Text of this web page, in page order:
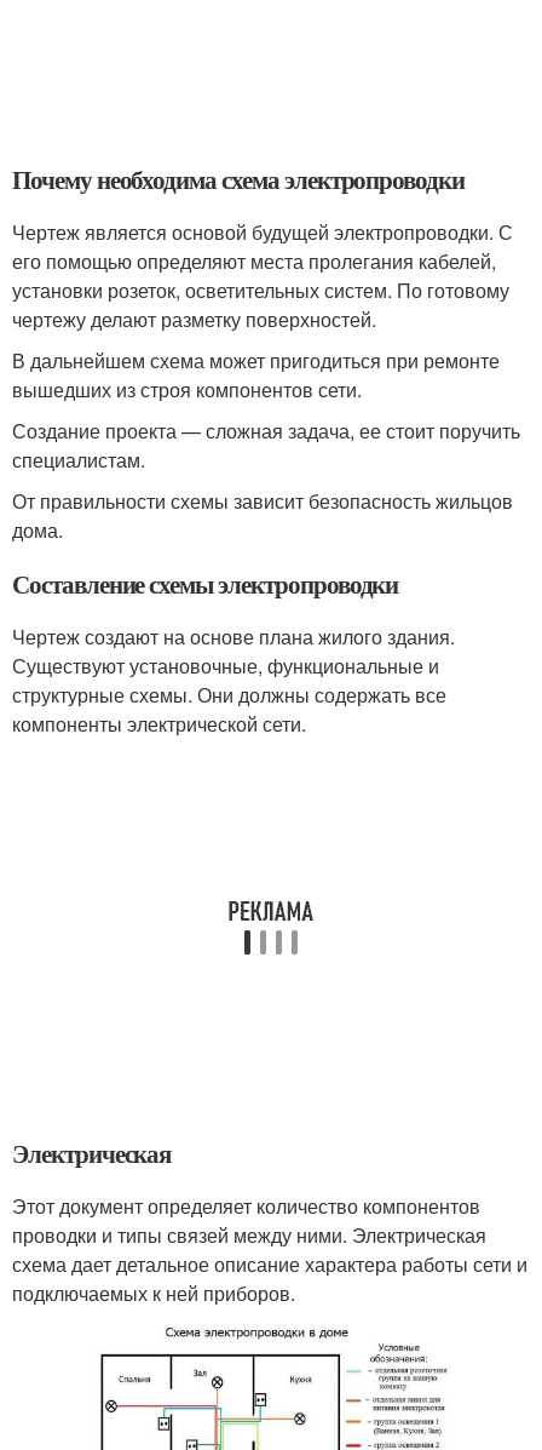
Почему необходима схема электропроводки
Чертеж является основой будущей электропроводки. С
его помощью определяют места пролегания кабелей,
установки розеток, осветительных систем. По готовому
чертежу делают разметку поверхностей.
В дальнейшем схема может пригодиться при ремонте
вышедших из строя компонентов сети.
Создание проекта — сложная задача, ее стоит поручить
специалистам.
От правильности схемы зависит безопасность жильцов
дома.
Составление схемы электропроводки
Чертеж создают на основе плана жилого здания.
Существуют установочные, функциональные и
структурные схемы. Они должны содержать все
компоненты электрической сети.
Электрическая
Этот документ определяет количество компонентов
проводки и типы связей между ними. Электрическая
схема дает детальное описание характера работы сети и
подключаемых к ней приборов.